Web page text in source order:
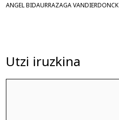
ANGEL BIDAURRAZAGA VANDIERDONCK
Utzi iruzkina